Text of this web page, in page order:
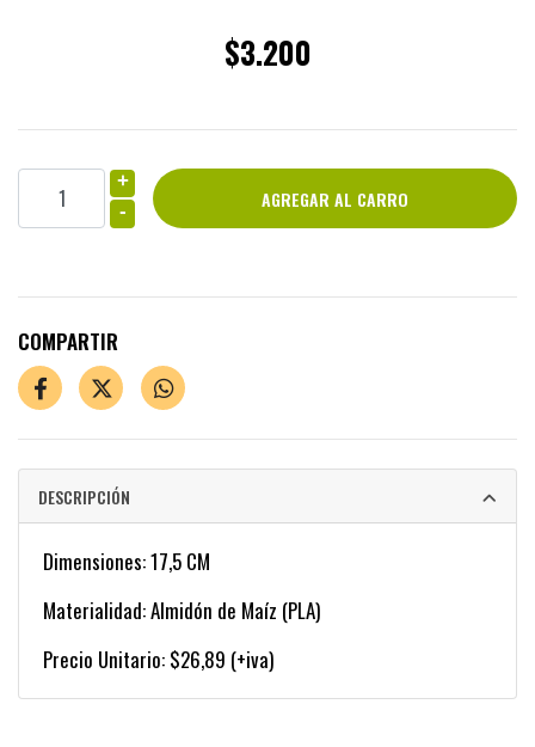
$3.200
+
-
COMPARTIR
DESCRIPCIÓN
Dimensiones: 17,5 CM
Materialidad: Almidón de Maíz (PLA)
Precio Unitario: $26,89 (+iva)